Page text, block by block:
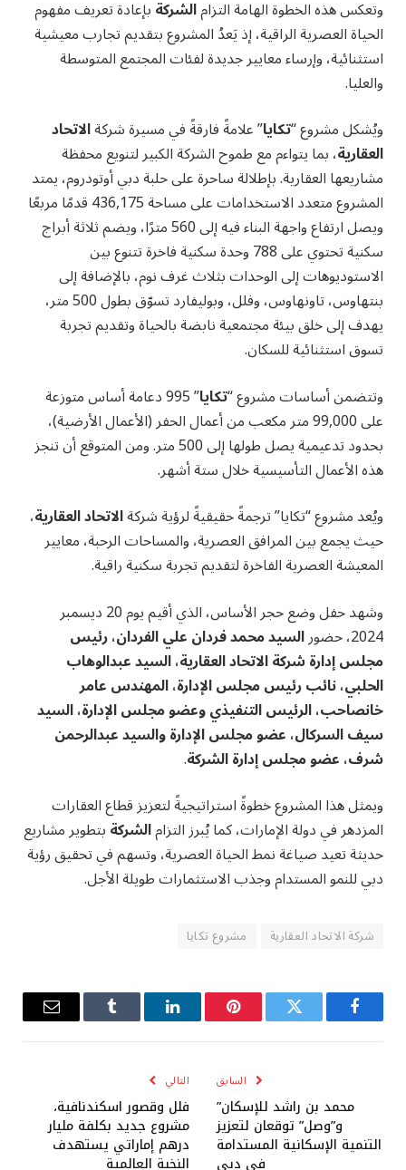
وتعكس هذه الخطوة الهامة التزامالشركةبإعادة تعريف مفهوم
الحياة العصرية الراقية، إذ يَعدُ المشروع بتقديم تجارب معيشية
استثنائية، وإرساء معايير جديدة لفئات المجتمع المتوسطة
والعليا.
ويُشكل مشروع “تكايا” علامةً فارقةً في مسيرة شركةالاتحاد
العقارية، بما يتواءم مع طموح الشركة الكبير لتنويع محفظة
مشاريعها العقارية. بإطلالة ساحرة على حلبة دبي أوتودروم، يمتد
المشروع متعدد الاستخدامات على مساحة 436,175 قدمًا مربعًا
ويصل ارتفاع واجهة البناء فيه إلى 560 مترًا، ويضم ثلاثة أبراج
سكنية تحتوي على 788 وحدة سكنية فاخرة تتنوع بين
الاستوديوهات إلى الوحدات بثلاث غرف نوم، بالإضافة إلى
بنتهاوس، تاونهاوس، وفلل، وبوليفارد تسوّق بطول 500 متر،
يهدف إلى خلق بيئة مجتمعية نابضة بالحياة وتقديم تجربة
تسوق استثنائية للسكان.
وتتضمن أساسات مشروع “تكايا ” 995 دعامة أساس متوزعة
على 99,000 متر مكعب من أعمال الحفر (الأعمال الأرضية)،
بحدود تدعيمية يصل طولها إلى 500 متر. ومن المتوقع أن تنجز
هذه الأعمال التأسيسية خلال ستة أشهر.
ويُعد مشروع “تكايا” ترجمةً حقيقيةً لرؤية شركةالاتحاد العقارية،
حيث يجمع بين المرافق العصرية، والمساحات الرحبة، معايير
المعيشة العصرية الفاخرة لتقديم تجربة سكنية راقية.
وشهد حفل وضع حجر الأساس، الذي أقيم يوم 20 ديسمبر
2024، حضور السيد محمد فردان علي الفردان، رئيس
مجلس إدارة شركة الاتحاد العقارية، السيد عبدالوهاب
الحلبي، نائب رئيس مجلس الإدارة، المهندس عامر
خانصاحب، الرئيس التنفيذي وعضو مجلس الإدارة، السيد
سيف السركال، عضو مجلس الإدارة والسيد عبدالرحمن
شرف، عضو مجلس إدارة الشركة.
ويمثل هذا المشروع خطوةً استراتيجيةً لتعزيز قطاع العقارات
المزدهر في دولة الإمارات، كما يُبرز التزامالشركةبتطوير مشاريع
حديثة تعيد صياغة نمط الحياة العصرية، وتسهم في تحقيق رؤية
دبي للنمو المستدام وجذب الاستثمارات طويلة الأجل.
شركة الاتحاد العقارية مشروع تكايا
فيسبوك تويتر بينتيريستلينكدإن Tumblr
البريد
السابق
محمد بن راشد للإسكان”
و”وصل” توقعان لتعزيز
التنمية الإسكانية المستدامة
في دبي
التالي
فلل وقصور اسكندنافية،
مشروع جديد بكلفة مليار
درهم إماراتي يستهدف
النخبة العالمية